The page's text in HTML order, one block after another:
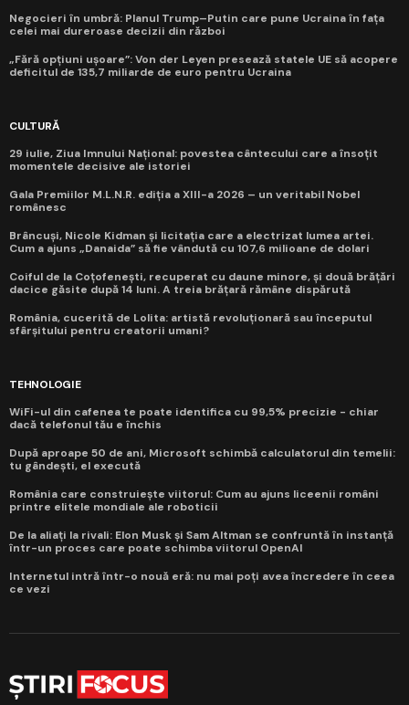
Negocieri în umbră: Planul Trump–Putin care pune Ucraina în fața
celei mai dureroase decizii din război
„Fără opțiuni ușoare”: Von der Leyen presează statele UE să acopere
deficitul de 135,7 miliarde de euro pentru Ucraina
CULTURĂ
29 iulie, Ziua Imnului Național: povestea cântecului care a însoțit
momentele decisive ale istoriei
Gala Premiilor M.L.N.R. ediția a XIII-a 2026 – un veritabil Nobel
românesc
Brâncuși, Nicole Kidman și licitația care a electrizat lumea artei.
Cum a ajuns „Danaida” să fie vândută cu 107,6 milioane de dolari
Coiful de la Coțofenești, recuperat cu daune minore, și două brățări
dacice găsite după 14 luni. A treia brățară rămâne dispărută
România, cucerită de Lolita: artistă revoluționară sau începutul
sfârșitului pentru creatorii umani?
TEHNOLOGIE
WiFi-ul din cafenea te poate identifica cu 99,5% precizie - chiar
dacă telefonul tău e închis
După aproape 50 de ani, Microsoft schimbă calculatorul din temelii:
tu gândești, el execută
România care construiește viitorul: Cum au ajuns liceenii români
printre elitele mondiale ale roboticii
De la aliați la rivali: Elon Musk și Sam Altman se confruntă în instanță
într-un proces care poate schimba viitorul OpenAI
Internetul intră într-o nouă eră: nu mai poți avea încredere în ceea
ce vezi